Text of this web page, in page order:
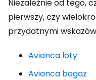
Niezależnie od tego,
pierwszy, czy
przydatnymi
Avianca loty
Avianca bagaż